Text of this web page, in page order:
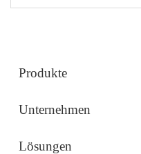
Produkte
Unternehmen
Lösungen